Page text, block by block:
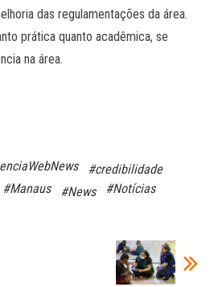
das regulamentações da área.
prática quanto acadêmica, se
na área.
#credibilidade
#Manaus #News
#Notícias